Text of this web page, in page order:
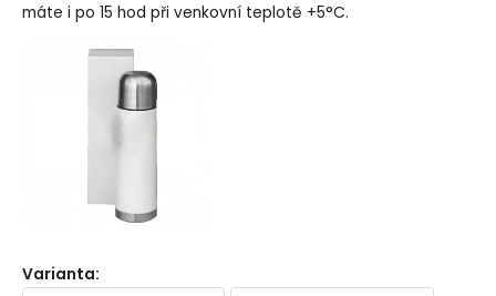
máte i po 15 hod při venkovní teplotě +5°C.
Varianta: